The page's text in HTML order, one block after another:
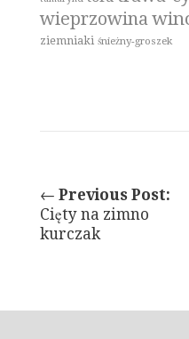
wieprzowina
ziemniaki śnieżny-groszek
← Previous Post:
Cięty na zimno
kurczak